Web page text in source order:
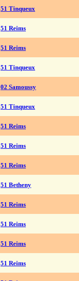
51 Tinqueux
51 Reims
51 Reims
51 Tinqueux
02 Samoussy
51 Tinqueux
51 Reims
51 Reims
51 Reims
51 Betheny
51 Reims
51 Reims
51 Reims
51 Reims